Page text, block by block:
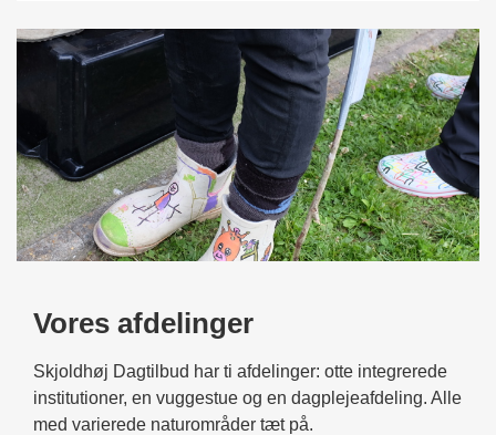
Vores afdelinger
Skjoldhøj Dagtilbud har ti afdelinger: otte integrerede
institutioner, en vuggestue og en dagplejeafdeling. Alle
med varierede naturområder tæt på.